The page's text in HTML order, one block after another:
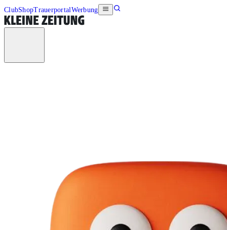
ClubShopTrauerportalWerbung